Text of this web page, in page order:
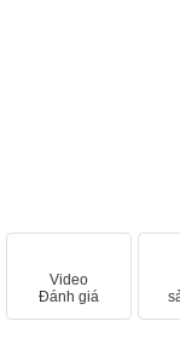
Video
Đánh giá